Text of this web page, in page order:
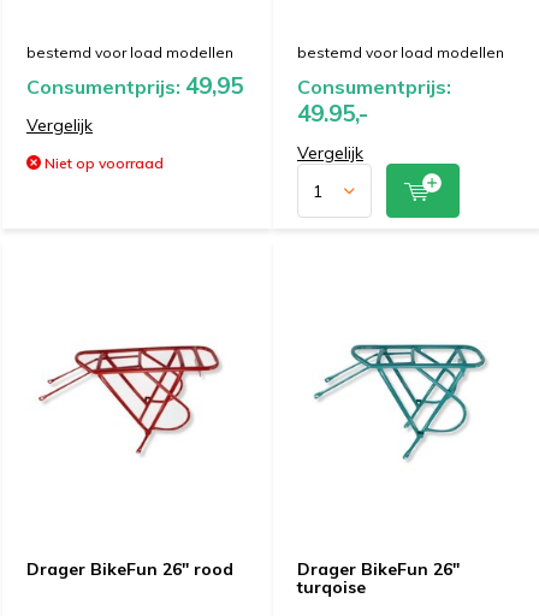
bestemd voor load modellen
Consumentprijs: 49,95
Vergelijk
Niet op voorraad
bestemd voor load modellen
Consumentprijs:
49.95,-
Vergelijk
Drager BikeFun 26" rood
Drager BikeFun 26"
turqoise